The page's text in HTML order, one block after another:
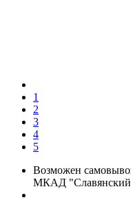
1
2
3
4
5
Возможен
МКАД "Славянский